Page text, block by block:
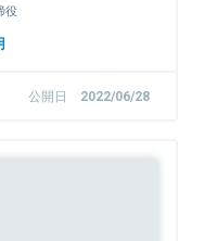
役
公開日 2022/06/28